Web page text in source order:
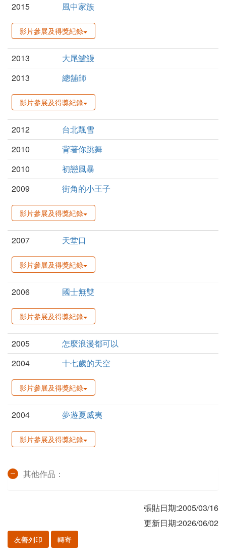
2015
風中家族
影片參展及得獎紀錄
2013
大尾鱸鰻
2013
總舖師
影片參展及得獎紀錄
2012
台北飄雪
2010
背著你跳舞
2010
初戀風暴
2009
街角的小王子
影片參展及得獎紀錄
2007 天堂口
影片參展及得獎紀錄
2006 國士無雙
影片參展及得獎紀錄
2005
怎麼浪漫都可以
2004
十七歲的天空
影片參展及得獎紀錄
2004 夢遊夏威夷
影片參展及得獎紀錄
其他作品：
張貼日期:2005/03/16
更新日期:2026/06/02
友善列印 轉寄